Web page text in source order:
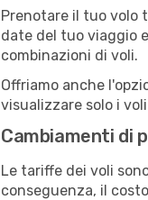
Prenotare il tuo volo
date del tuo viaggio
combinazioni di voli.
Offriamo anche
visualizzare solo i
Cambiamenti di
Le tariffe dei voli
conseguenza, il